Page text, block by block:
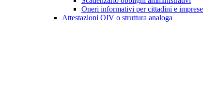
Oneri informativi per cittadini e imprese
Attestazioni OIV o struttura analoga